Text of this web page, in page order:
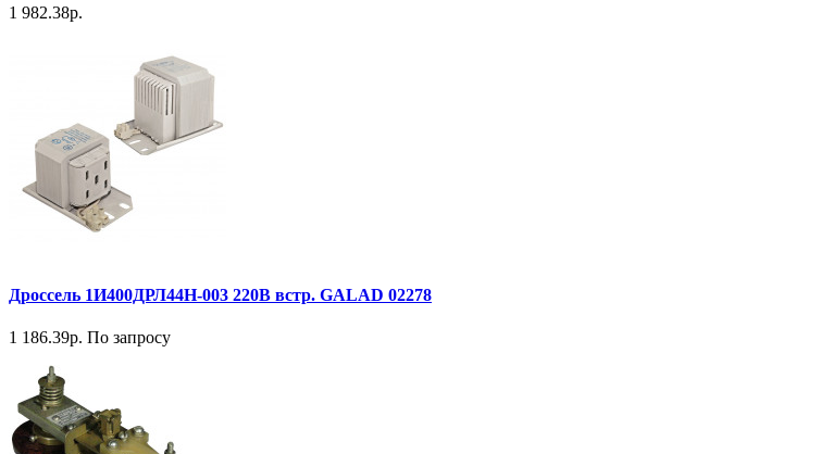
1 982.38р.
Дроссель 1И400ДРЛ44Н-003 220В встр. GALAD 02278
1 186.39р. По запросу